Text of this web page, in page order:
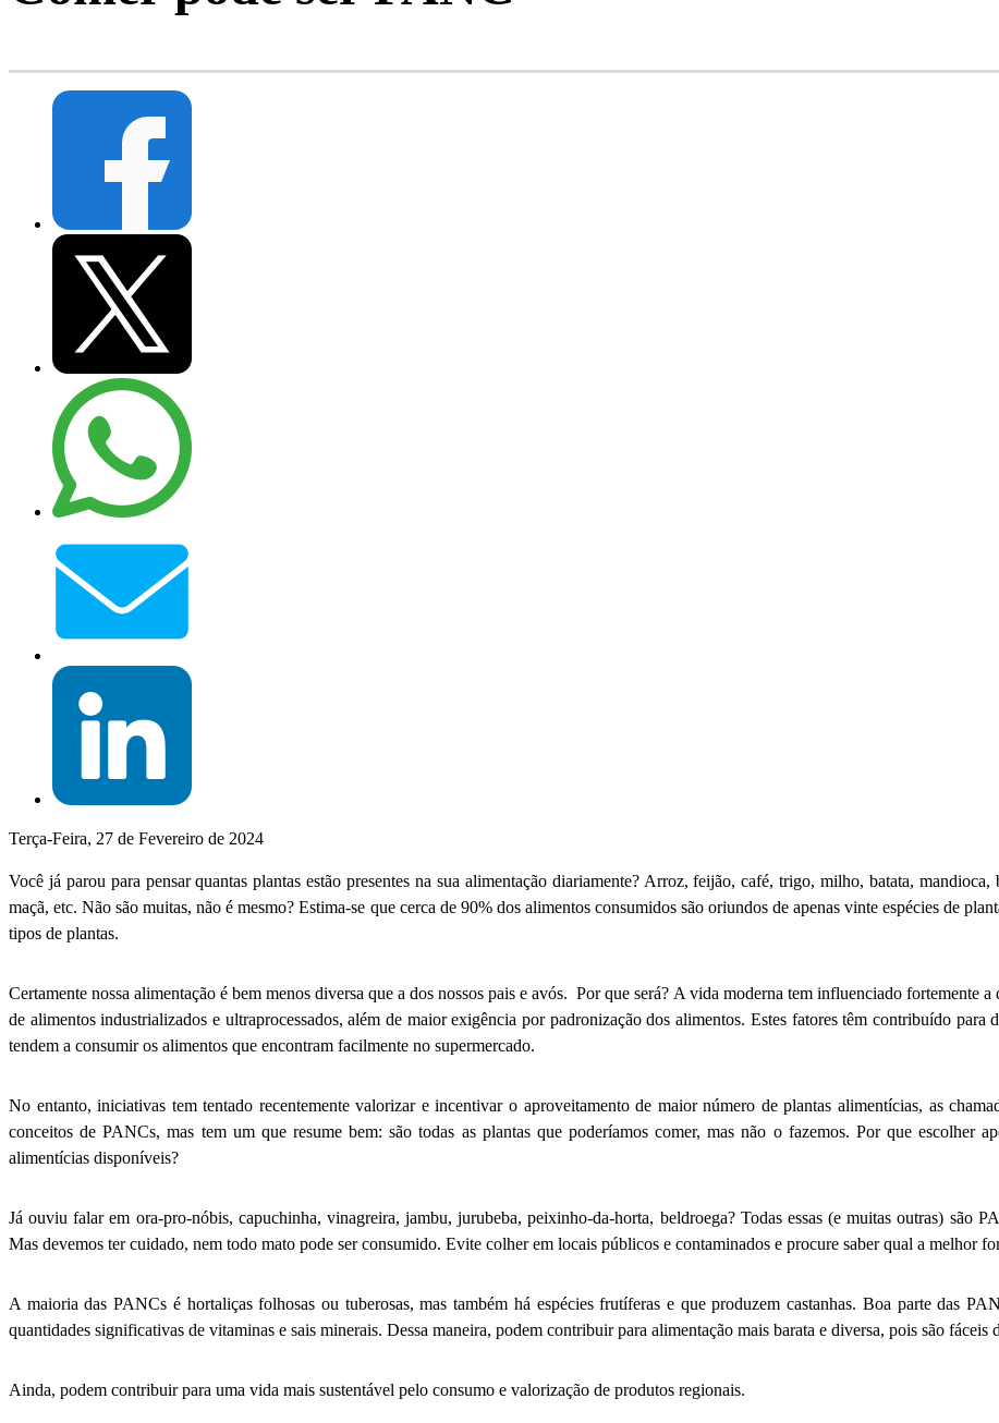
Terça-Feira, 27 de Fevereiro de 2024
Você já parou para pensar quantas plantas estão presentes na sua alimentação diariamente? Arroz, feijão, café, trigo, milho, batata,
maçã, etc. Não são muitas, não é mesmo? Estima-se que cerca de 90% dos alimentos consumidos são oriundos de apenas vinte espécies de
tipos de plantas.
Certamente nossa alimentação é bem menos diversa que a dos nossos pais e avós. Por que será? A vida moderna tem influenciado fortemente
de alimentos industrializados e ultraprocessados, além de maior exigência por padronização dos alimentos. Estes fatores têm contribuído para
tendem a consumir os alimentos que encontram facilmente no supermercado.
No entanto, iniciativas tem tentado recentemente valorizar e incentivar o aproveitamento de maior número de plantas alimentícias, as
conceitos de PANCs, mas tem um que resume bem: são todas as plantas que poderíamos comer, mas não o fazemos. Por que escolher
alimentícias disponíveis?
Já ouviu falar em ora-pro-nóbis, capuchinha, vinagreira, jambu, jurubeba, peixinho-da-horta, beldroega? Todas essas (e muitas outras) são
Mas devemos ter cuidado, nem todo mato pode ser consumido. Evite colher em locais públicos e contaminados e procure saber qual a melhor
A maioria das PANCs é hortaliças folhosas ou tuberosas, mas também há espécies frutíferas e que produzem castanhas. Boa parte das
quantidades significativas de vitaminas e sais minerais. Dessa maneira, podem contribuir para alimentação mais barata e diversa, pois são
Ainda, podem contribuir para uma vida mais sustentável pelo consumo e valorização de produtos regionais.